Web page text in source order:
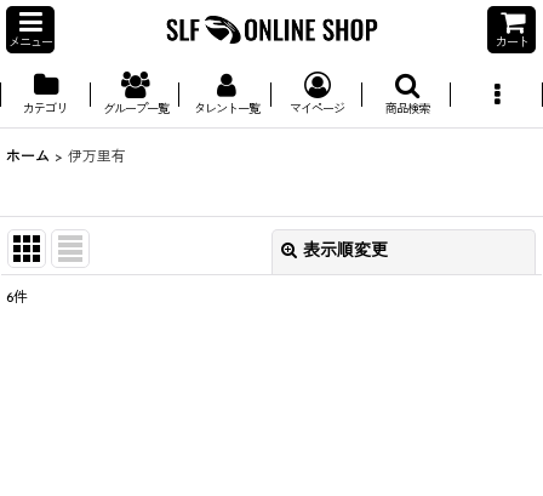
メニュー カート
カテゴリ グループ一覧 タレント一覧 マイページ 商品検索
ホーム > 伊万里有
表示順変更
6件